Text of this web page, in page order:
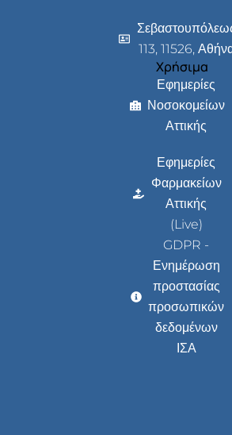
113, 11526,
Χρήσιμα
Εφημερίες
Νοσοκομείων
Αττικής
Εφημερίες
Φαρμακείων
Αττικής
(Live)
GDPR -
Ενημέρωση
προστασίας
προσωπικών
δεδομένων
ΙΣΑ